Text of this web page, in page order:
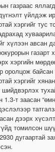
газраас
үйлдэж
хэргийг тус
хүлээн авсан
газарт
хэргийн
оролцож байсан
хэргийг
шийдвэрлэх
1.3-т заасан
дээрх
томилсон
дугаартай